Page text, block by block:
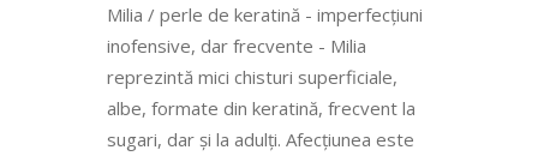
Milia / perle de keratină - imperfecțiuni
inofensive, dar frecvente - Milia
reprezintă mici chisturi superficiale,
albe, formate din keratină, frecvent la
sugari, dar și la adulți. Afecțiunea este